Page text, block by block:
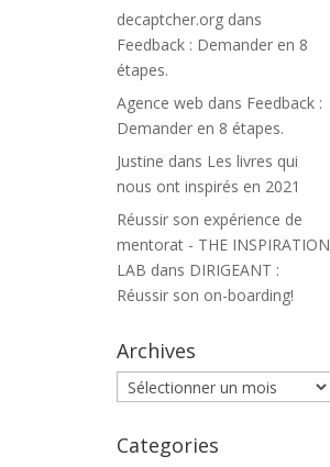
decaptcher.org dans
Feedback : Demander en 8
étapes.
Agence web dans Feedback :
Demander en 8 étapes.
Justine dans Les livres qui
nous ont inspirés en 2021
Réussir son expérience de
mentorat - THE INSPIRATION
LAB dans DIRIGEANT :
Réussir son on-boarding!
Archives
Archives
Categories